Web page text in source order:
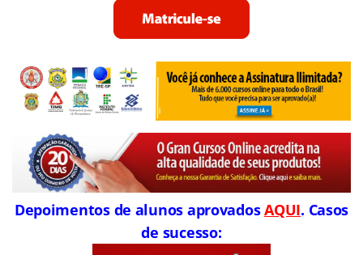
Depoimentos de alunos aprovadosAQUI. Casos
de sucesso: